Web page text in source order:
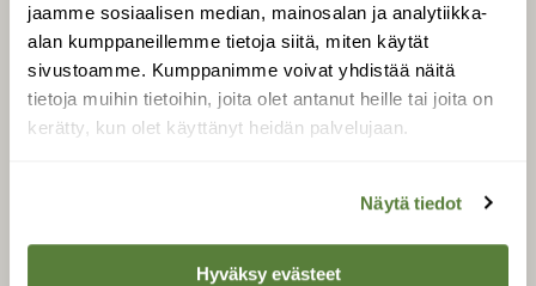
jaamme sosiaalisen median, mainosalan ja analytiikka-
alan kumppaneillemme tietoja siitä, miten käytät
sivustoamme. Kumppanimme voivat yhdistää näitä
tietoja muihin tietoihin, joita olet antanut heille tai joita on
kerätty, kun olet käyttänyt heidän palvelujaan.
Näytä tiedot
Hyväksy evästeet
SUOMEN LUONNON­
SUOJELU­LIITTO
Suomen Luonto -lehden
luonnonsuojelu­liitto.